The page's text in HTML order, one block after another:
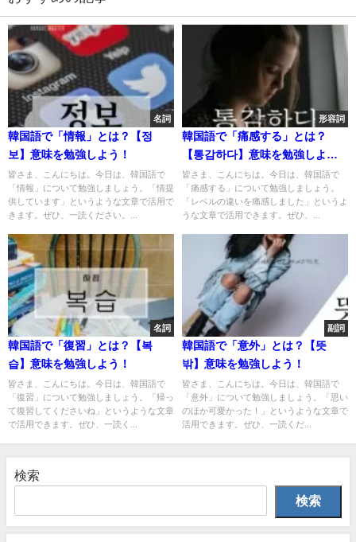
名詞
韓国語で「情報」とは？【정
보】意味を勉強しよう！
皆さま、こんにちは。今日は、韓国語で
「情報」について勉強しましょう。「情提
供しています」というような文章で活用で
きます。ぜひ、一読ください。...
形容詞
韓国語で「痛感する」とは？
【통감하다】意味を勉強しよ
う！
皆さま、こんにちは。今日は、韓国語で
「痛感する」について勉強しましょう。
「レベルの違いを痛感しました」というよ
うな文章で活用できます。ぜひ、...
名詞
韓国語で「復習」とは？【복
습】意味を勉強しよう！
皆さま、こんにちは。今日は、韓国語で
「復習」について勉強しましょう。「帰っ
て復習してくださいね」というような文章
で活用できます。ぜひ、一読く...
副詞
韓国語で「意外」とは？【뜻
밖】意味を勉強しよう！
皆さま、こんにちは。今日は、韓国語で
「意外」について勉強しましょう。「思い
のほか可愛かった！」というような文章で
活用できます。ぜひ、一読くだ...
検索
検索